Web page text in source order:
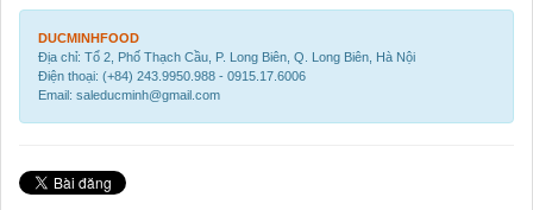
DUCMINHFOOD
Địa chỉ: Tổ 2, Phố Thạch Cầu, P. Long Biên, Q. Long Biên, Hà Nội
Điện thoại: (+84) 243.9950.988 - 0915.17.6006
Email: saleducminh@gmail.com